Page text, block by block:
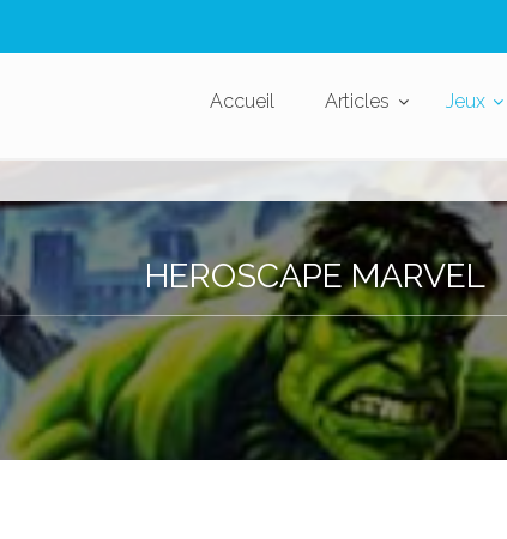
Accueil Articles Jeux
HEROSCAPE MARVEL